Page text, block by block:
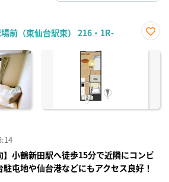
前（東仙台駅東） 216・1R-
に入
】小鶴新田駅へ徒歩15分で近隣にコンビ
屯地や仙台港などにもアクセス良好！